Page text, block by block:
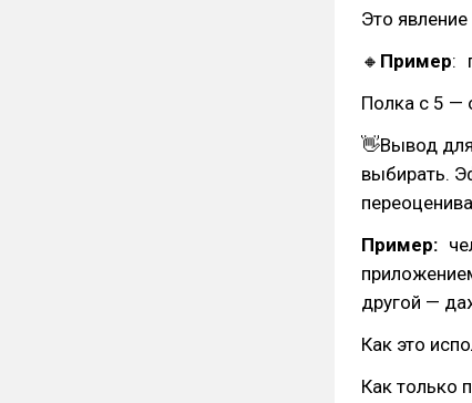
Это
🔸 Пример:
Полка с 5 —
👋Вывод
выбирать.
Пример:
другой —
Как это
Как только